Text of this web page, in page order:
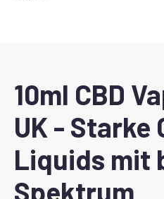
10ml CBD
UK - Starke
Liquids mit
Spektrum